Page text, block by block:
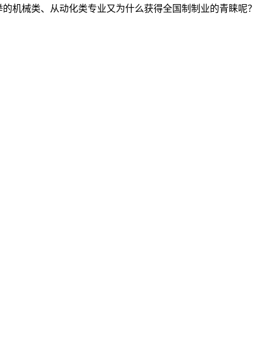
械类、从动化类专业又为什么获得全国制制业的青睐呢？